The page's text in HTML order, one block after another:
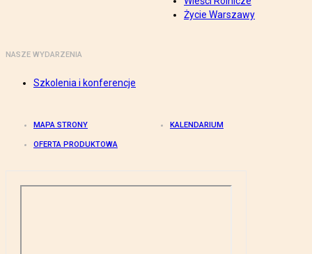
Życie Warszawy
NASZE WYDARZENIA
Szkolenia i konferencje
MAPA STRONY KALENDARIUM
OFERTA PRODUKTOWA